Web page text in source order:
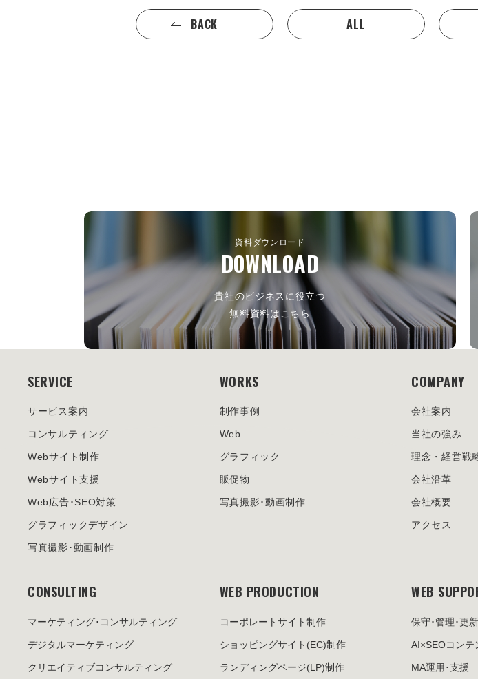
BACK ALL
資料ダウンロード
DOWNLOAD
貴社のビジネスに役立つ
無料資料はこちら
SERVICE
サービス案内
コンサルティング
Webサイト制作
Webサイト支援
Web広告･SEO対策
グラフィックデザイン
写真撮影･動画制作
WORKS
制作事例
Web
グラフィック
販促物
写真撮影･動画制作
COMPANY
会社案内
当社の強み
理念・経営戦
会社沿革
会社概要
アクセス
CONSULTING
マーケティング･ コンサルティング
デジタルマーケティング
クリエイティブコンサルティング
WEB PRODUCTION
コーポレートサイト制作
ショッピングサイト (EC)制作
ランディングページ(LP)制作
WEB
保守･管理･更新
AI×SEOコンテ
MA運用･支援